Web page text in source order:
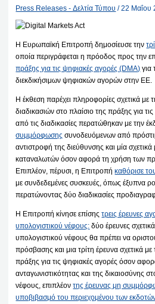
Press Releases - Δελτία Τύπου /22 Μαΐου
Η Ευρωπαϊκή Επιτροπή δημοσίευσε την
οποία περιγράφεται η πρόοδος προς την
πράξης για τις ψηφιακές αγορές (DMA) για
διεκδικήσιμων ψηφιακών αγορών στην ΕΕ.
Η έκθεση παρέχει πληροφορίες σχετικά
διαδικασιών στο πλαίσιο της πράξης για
από τις διαδικασίες περατώθηκαν με την
συμμόρφωσης συνοδευόμενων από
αντιστροφή της διεύθυνσης και μία σχετικά
καταναλωτών όσον αφορά τη χρήση των
Επιπλέον, πέρυσι, η Επιτροπήκαθόρισε
με συνδεδεμένες συσκευές, όπως έξυπνα
περατώνοντας δύο διαδικασίες
Η Επιτροπή κίνησε επίσηςτρεις έρευνες
υπολογιστικού νέφους: δύο έρευνες
υπολογιστικού νέφους θα πρέπει να
πρόσβασης και μια τρίτη έρευνα σχετικά
πράξης για τις ψηφιακές αγορές όσον
ανταγωνιστικότητας και της δικαιοσύνης
νέφους, επιπλέοντης έρευνας μη
υποβιβασμό του περιεχομένου των